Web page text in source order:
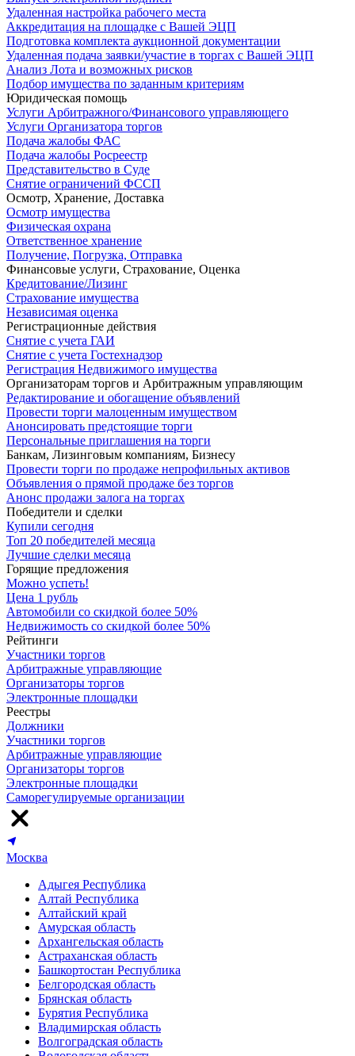
Удаленная настройка рабочего места
Аккредитация на площадке с Вашей ЭЦП
Подготовка комплекта аукционной документации
Удаленная подача заявки/участие в торгах с Вашей ЭЦП
Анализ Лота и возможных рисков
Подбор имущества по заданным критериям
Юридическая помощь
Услуги Арбитражного/Финансового управляющего
Услуги Организатора торгов
Подача жалобы ФАС
Подача жалобы Росреестр
Представительство в Суде
Снятие ограничений ФССП
Осмотр, Хранение, Доставка
Осмотр имущества
Физическая охрана
Ответственное хранение
Получение, Погрузка, Отправка
Финансовые услуги, Страхование, Оценка
Кредитование/Лизинг
Страхование имущества
Независимая оценка
Регистрационные действия
Снятие с учета ГАИ
Снятие с учета Гостехнадзор
Регистрация Недвижимого имущества
Организаторам торгов и Арбитражным управляющим
Редактирование и обогащение объявлений
Провести торги малоценным имуществом
Анонсировать предстоящие торги
Персональные приглашения на торги
Банкам, Лизинговым компаниям, Бизнесу
Провести торги по продаже непрофильных активов
Объявления о прямой продаже без торгов
Анонс продажи залога на торгах
Победители и сделки
Купили сегодня
Топ 20 победителей месяца
Лучшие сделки месяца
Горящие предложения
Можно успеть!
Цена 1 рубль
Автомобили со скидкой более 50%
Недвижимость со скидкой более 50%
Рейтинги
Участники торгов
Арбитражные управляющие
Организаторы торгов
Электронные площадки
Реестры
Должники
Участники торгов
Арбитражные управляющие
Организаторы торгов
Электронные площадки
Саморегулируемые организации
Москва
Адыгея Республика
Алтай Республика
Алтайский край
Амурская область
Архангельская область
Астраханская область
Башкортостан Республика
Белгородская область
Брянская область
Бурятия Республика
Владимирская область
Волгоградская область